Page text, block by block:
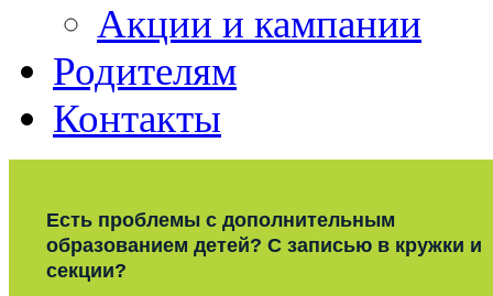
Акции и кампании
Родителям
Контакты
Есть проблемы с дополнительным
образованием детей? С записью в кружки и
секции?